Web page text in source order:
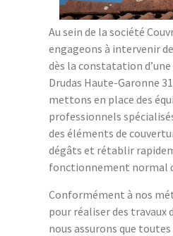
Au sein de la société
engageons à intervenir
dès la constatation
Drudas Haute-Garonne
mettons en place des
professionnels
des éléments de
dégâts et rétablir
fonctionnement normal
Conformément à nos
pour réaliser des travaux
nous assurons que